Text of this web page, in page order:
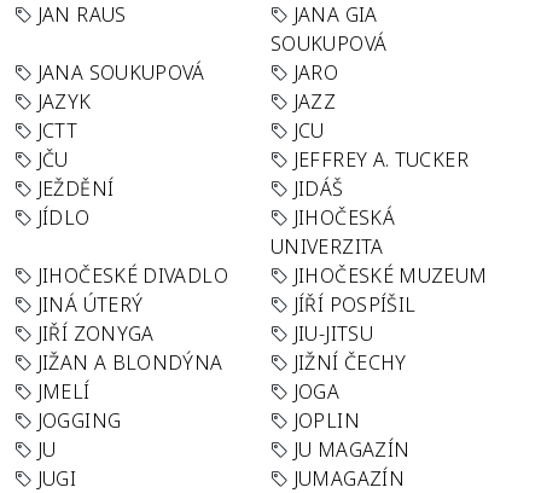
JAN RAUS
JANA GIA
SOUKUPOVÁ
JANA SOUKUPOVÁ
JARO
JAZYK
JAZZ
JCTT
JCU
JČU
JEFFREY A. TUCKER
JEŽDĚNÍ
JIDÁŠ
JÍDLO
JIHOČESKÁ
UNIVERZITA
JIHOČESKÉ DIVADLO
JIHOČESKÉ MUZEUM
JINÁ ÚTERÝ
JÍŘÍ POSPÍŠIL
JIŘÍ ZONYGA
JIU-JITSU
JIŽAN A BLONDÝNA
JIŽNÍ ČECHY
JMELÍ
JOGA
JOGGING
JOPLIN
JU
JU MAGAZÍN
JUGI
JUMAGAZÍN